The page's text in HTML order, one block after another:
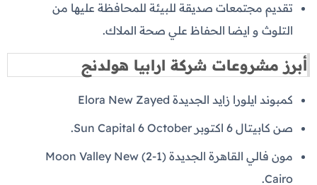
تقديم مجتمعات صديقة للبيئة للمحافظة عليها من
التلوث و ايضا الحفاظ علي صحة الملاك.
أبرز مشروعات شركة ارابيا هولدنج
كمبوند ايلورا زايد الجديدة Elora New Zayed
صن كابيتال 6 اكتوبر Sun Capital 6 October.
مون فالي القاهرة الجديدة (1-2) Moon Valley New
Cairo.